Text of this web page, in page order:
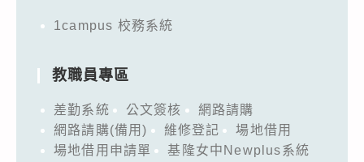
1campus 校務系統
教職員專區
差勤系統 公文簽核
網路請購
網路請購(備用)
維修登記
場地借用
場地借用申請單
基隆女中Newplus系統